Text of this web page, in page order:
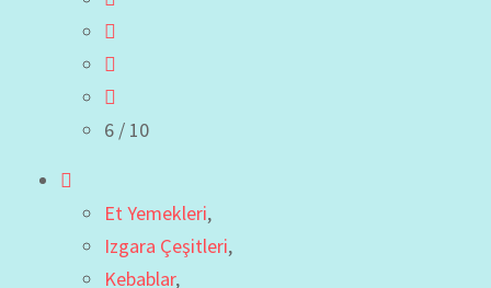
6 / 10
Et Yemekleri,
Izgara Çeşitleri,
Kebablar,